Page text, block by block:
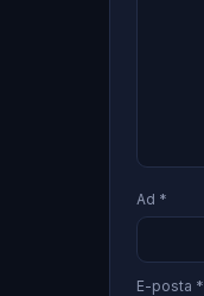
Ad *
E-posta *